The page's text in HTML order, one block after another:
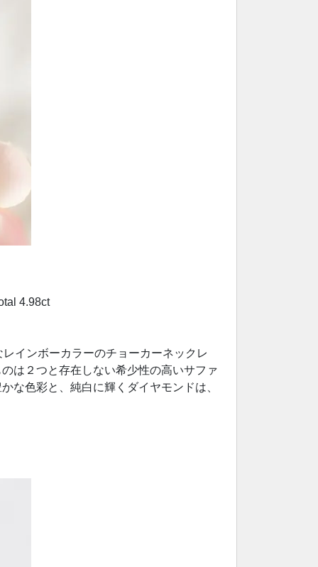
4.98ct
インボーカラーのチョーカーネックレ
は２つと存在しない希少性の高いサファ
な色彩と、純白に輝くダイヤモンドは、